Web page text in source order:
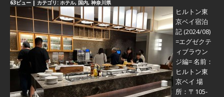
63ビュー | カテゴリ: ホテル, 国内, 神奈川県
ヒルトン東
京ベイ宿泊
記 (2024/08)
=エグゼクテ
ィブラウン
ジ編=名前：
ヒルトン東
京ベイ 場
所：〒105-